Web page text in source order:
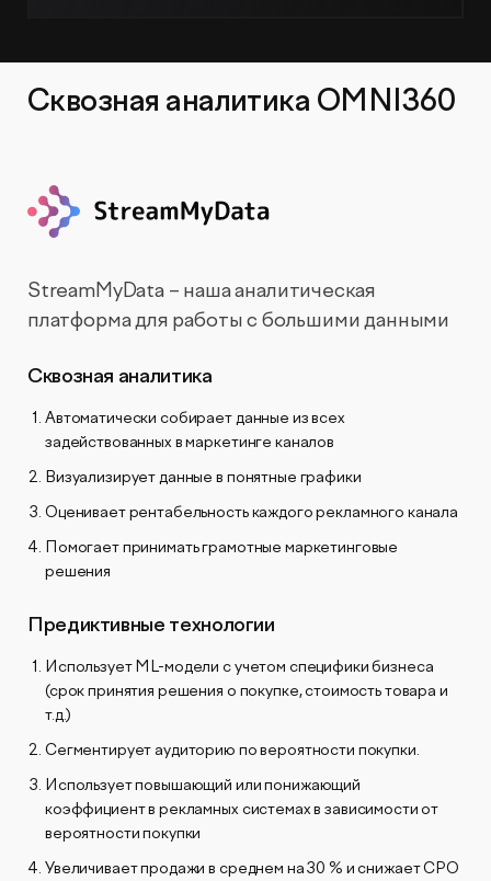
Сквозная аналитика OMNI360
StreamMyData – наша аналитическая
платформа для работы с большими данными
Сквозная аналитика
Автоматически собирает данные из всех
задействованных в маркетинге каналов
Визуализирует данные в понятные графики
Оценивает рентабельность каждого рекламного канала
Помогает принимать грамотные маркетинговые
решения
Предиктивные технологии
Использует ML-модели с учетом специфики бизнеса
(срок принятия решения о покупке, стоимость товара и
т.д.)
Сегментирует аудиторию по вероятности покупки.
Использует повышающий или понижающий
коэффициент в рекламных системах в зависимости от
вероятности покупки
Увеличивает продажи в среднем на 30 % и снижает CPO